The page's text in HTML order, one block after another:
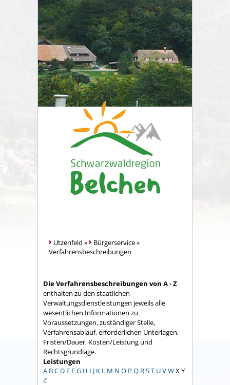
Utzenfeld » Bürgerservice»
Verfahrensbeschreibungen
Die Verfahrensbeschreibungen von A - Z
enthalten zu den staatlichen
Verwaltungsdienstleistungen jeweils alle
wesentlichen Informationen zu
Voraussetzungen, zuständiger Stelle,
Verfahrensablauf, erforderlichen Unterlagen,
Fristen/Dauer, Kosten/Leistung und
Rechtsgrundlage.
Leistungen
A BC D E FG H I J K L M N O P Q RST UVWX Y
Z